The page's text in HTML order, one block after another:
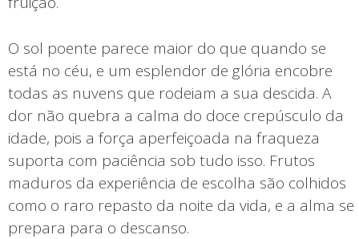
O sol poente parece maior do que quando se
está no céu, e um esplendor de glória encobre
todas as nuvens que rodeiam a sua descida. A
dor não quebra a calma do doce crepúsculo da
idade, pois a força aperfeiçoada na fraqueza
suporta com paciência sob tudo isso. Frutos
maduros da experiência de escolha são colhidos
como o raro repasto da noite da vida, e a alma se
prepara para o descanso.